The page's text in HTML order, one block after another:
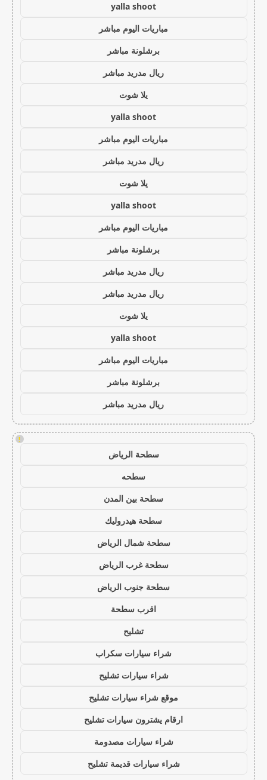
yalla shoot
مباريات اليوم مباشر
برشلونة مباشر
ريال مدريد مباشر
يلا شوت
yalla shoot
مباريات اليوم مباشر
ريال مدريد مباشر
يلا شوت
yalla shoot
مباريات اليوم مباشر
برشلونة مباشر
ريال مدريد مباشر
ريال مدريد مباشر
يلا شوت
yalla shoot
مباريات اليوم مباشر
برشلونة مباشر
ريال مدريد مباشر
!
سطحة الرياض
سطحه
سطحة بين المدن
سطحة هيدروليك
سطحة شمال الرياض
سطحة غرب الرياض
سطحة جنوب الرياض
اقرب سطحة
تشليح
شراء سيارات سكراب
شراء سيارات تشليح
موقع شراء سيارات تشليح
ارقام يشترون سيارات تشليح
شراء سيارات مصدومة
شراء سيارات قديمة تشليح